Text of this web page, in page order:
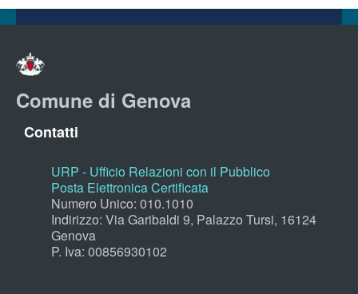
Comune di Genova
Contatti
URP - Ufficio Relazioni con il Pubblico
Posta Elettronica Certificata
Numero Unico: 010.1010
Indirizzo: Via Garibaldi 9, Palazzo Tursi, 16124
Genova
P. Iva: 00856930102